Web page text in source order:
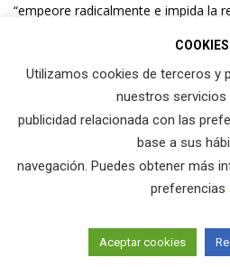
“empeore radicalmente e impida la
Dirección de Agricultura y
Desarrollo Económico e
A la convocatoria tendrán acceso
correspondiente matrícula, así
apuntaron para presentarse al
realizado en 2020.
En estos momentos la Dirección de
de alta capacidad, que reúna las
poder realizar la prueba con
COOKIES
Utilizamos cookies de terceros y
nuestros
publicidad relacionada con las
base a sus
navegación. Puedes obtener más
preferencias
Aceptar cookies